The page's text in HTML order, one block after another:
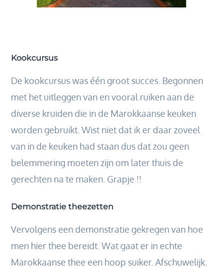
Kookcursus
De kookcursus was één groot succes. Begonnen
met het uitleggen van en vooral ruiken aan de
diverse kruiden die in de Marokkaanse keuken
worden gebruikt. Wist niet dat ik er daar zoveel
van in de keuken had staan dus dat zou geen
belemmering moeten zijn om later thuis de
gerechten na te maken. Grapje !!
Demonstratie theezetten
Vervolgens een demonstratie gekregen van hoe
men hier thee bereidt. Wat gaat er in echte
Marokkaanse thee een hoop suiker. Afschuwelijk.